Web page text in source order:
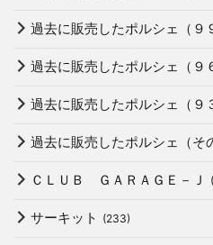
過去に販売したポルシェ（９
過去に販売したポルシェ（９
過去に販売したポルシェ（９
過去に販売したポルシェ（そ
ＣＬＵＢ ＧＡＲＡＧＥ－Ｊ
サーキット (233)